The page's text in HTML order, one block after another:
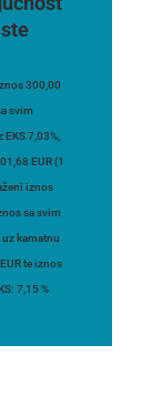
300,00
svim
7,03%,
EUR (1
iznos
sa svim
kamatnu
te iznos
7,15 %